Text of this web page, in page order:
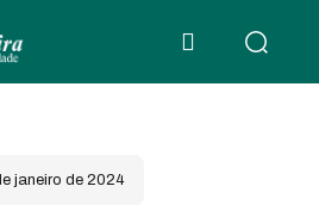
janeiro de 2024